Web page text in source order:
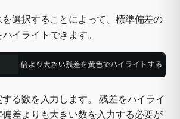
選択することによって、標準偏差の
イライトできます。
る数を入力します。 残差をハイライ
偏差よりも大きい数を入力する必要が